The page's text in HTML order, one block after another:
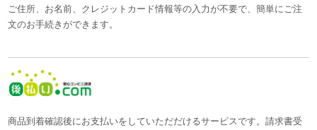
ご住所、お名前、クレジットカード情報等の入力が不要で、簡単にご注
文のお手続きができます。
商品到着確認後にお支払いをしていただだけるサービスです。請求書受